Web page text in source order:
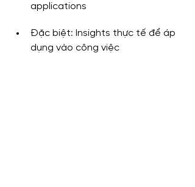
applications
Đặc biệt: Insights thực tế để áp
dụng vào công việc